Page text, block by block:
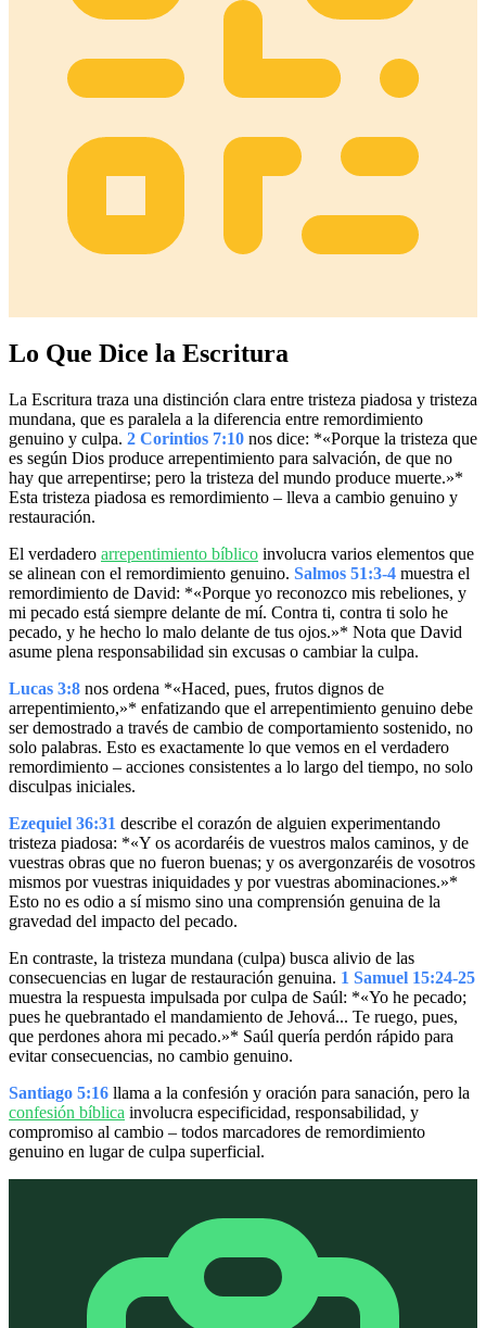
Lo Que Dice la Escritura
La Escritura traza una distinción clara entre tristeza piadosa y tristeza
mundana, que es paralela a la diferencia entre remordimiento
genuino y culpa. 2 Corintios 7:10 nos dice: *«Porque la tristeza que
es según Dios produce arrepentimiento para salvación, de que no
hay que arrepentirse; pero la tristeza del mundo produce muerte.»*
Esta tristeza piadosa es remordimiento – lleva a cambio genuino y
restauración.
El verdadero arrepentimiento bíblico involucra varios elementos que
se alinean con el remordimiento genuino. Salmos 51:3-4 muestra el
remordimiento de David: *«Porque yo reconozco mis rebeliones, y
mi pecado está siempre delante de mí. Contra ti, contra ti solo he
pecado, y he hecho lo malo delante de tus ojos.»* Nota que David
asume plena responsabilidad sin excusas o cambiar la culpa.
Lucas 3:8 nos ordena *«Haced, pues, frutos dignos de
arrepentimiento,»* enfatizando que el arrepentimiento genuino debe
ser demostrado a través de cambio de comportamiento sostenido, no
solo palabras. Esto es exactamente lo que vemos en el verdadero
remordimiento – acciones consistentes a lo largo del tiempo, no solo
disculpas iniciales.
Ezequiel 36:31 describe el corazón de alguien experimentando
tristeza piadosa: *«Y os acordaréis de vuestros malos caminos, y de
vuestras obras que no fueron buenas; y os avergonzaréis de vosotros
mismos por vuestras iniquidades y por vuestras abominaciones.»*
Esto no es odio a sí mismo sino una comprensión genuina de la
gravedad del impacto del pecado.
En contraste, la tristeza mundana (culpa) busca alivio de las
consecuencias en lugar de restauración genuina. 1 Samuel 15:24-25
muestra la respuesta impulsada por culpa de Saúl: *«Yo he pecado;
pues he quebrantado el mandamiento de Jehová... Te ruego, pues,
que perdones ahora mi pecado.»* Saúl quería perdón rápido para
evitar consecuencias, no cambio genuino.
Santiago 5:16 llama a la confesión y oración para sanación, pero la
confesión bíblica involucra especificidad, responsabilidad, y
compromiso al cambio – todos marcadores de remordimiento
genuino en lugar de culpa superficial.